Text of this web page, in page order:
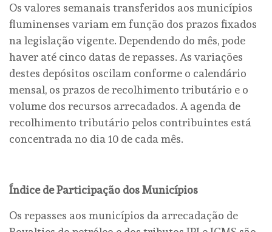
Os valores semanais transferidos aos municípios
fluminenses variam em função dos prazos fixados
na legislação vigente. Dependendo do mês, pode
haver até cinco datas de repasses. As variações
destes depósitos oscilam conforme o calendário
mensal, os prazos de recolhimento tributário e o
volume dos recursos arrecadados. A agenda de
recolhimento tributário pelos contribuintes está
concentrada no dia 10 de cada mês.
Índice de Participação dos Municípios
Os repasses aos municípios da arrecadação de